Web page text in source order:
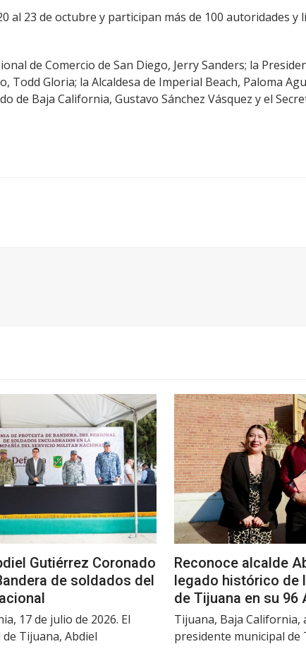
al 23 de octubre y participan más de 100 autoridades y
de Comercio de San Diego, Jerry Sanders; la
Todd Gloria; la Alcaldesa de Imperial Beach, Paloma
de Baja California, Gustavo Sánchez Vásquez y el
Gutiérrez Coronado
de soldados del
17 de julio de 2026. El
Tijuana, Abdiel
Reconoce alcalde
legado histórico de
de Tijuana en su 96
Tijuana, Baja California,
presidente municipal de